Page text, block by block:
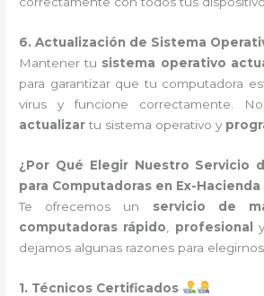
6. Actualización de Sistema
Mantener tu sistema operativo
para garantizar que tu computadora
virus y funcione correctamente.
actualizartu sistema operativo y
¿Por Qué Elegir Nuestro Servicio
para Computadoras en Ex-Hacienda
Te ofrecemos un servicio de
computadoras rápido profesional y
dejamos algunas razones para
1. Técnicos Certificados